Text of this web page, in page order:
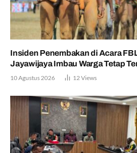
Insiden Penembakan di Acara
Jayawijaya Imbau Warga Tetap
10 Agustus 2026 12Views